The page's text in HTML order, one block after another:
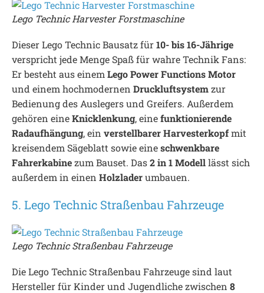
Lego Technic Harvester Forstmaschine
Dieser Lego Technic Bausatz für10- bis 16-Jährige
verspricht jede Menge Spaß für wahre Technik Fans:
Er besteht aus einem Lego Power Functions Motor
und einem hochmodernen Druckluftsystemzur
Bedienung des Auslegers und Greifers. Außerdem
gehören eineKnicklenkung, einefunktionierende
Radaufhängung, ein verstellbarer Harvesterkopfmit
kreisendem Sägeblatt sowie eineschwenkbare
Fahrerkabinezum Bauset. Das2 in 1 Modelllässt sich
außerdem in einen Holzladerumbauen.
5. Lego Technic Straßenbau Fahrzeuge
Lego Technic Straßenbau Fahrzeuge
Die Lego Technic Straßenbau Fahrzeuge sind laut
Hersteller für Kinder und Jugendliche zwischen 8